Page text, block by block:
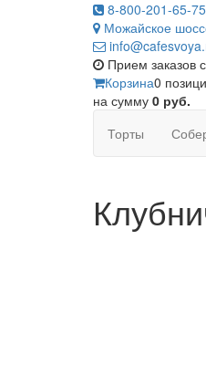
8-800-201-65-75
Можайское
Прием заказов
Корзина0
на сумму 0 руб.
Торты